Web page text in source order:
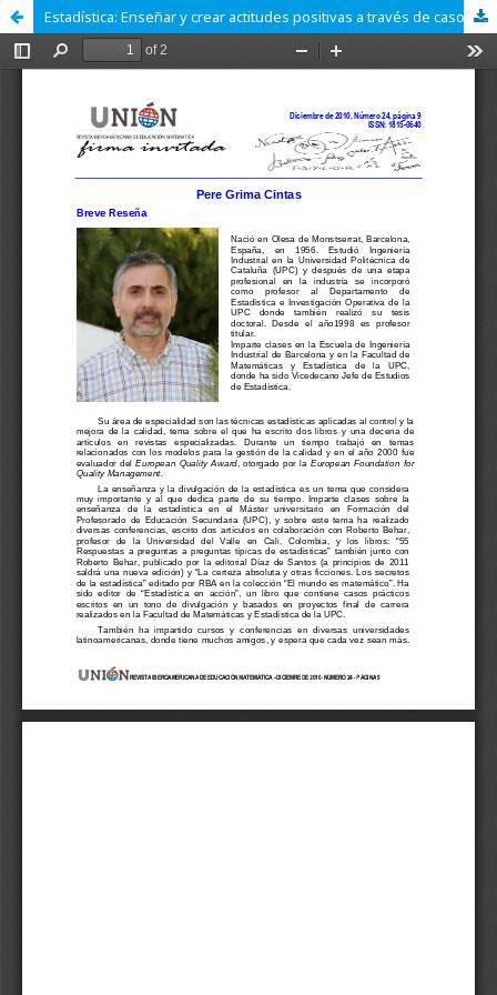
Estadística: Enseñar y crear actitudes positivas a través de casos prácticos